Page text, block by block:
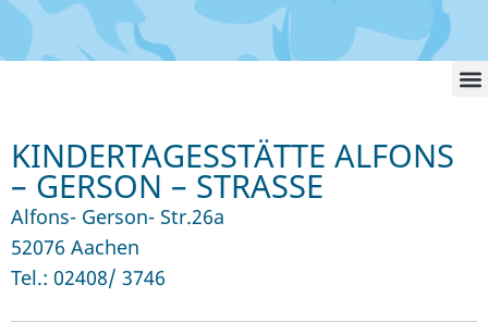
KINDERTAGESSTÄTTE ALFONS
– GERSON – STRASSE
Alfons- Gerson- Str.26a
52076 Aachen
Tel.: 02408/ 3746